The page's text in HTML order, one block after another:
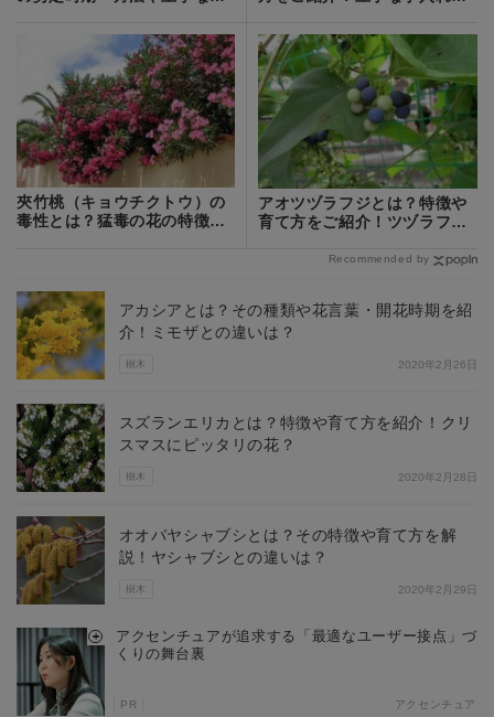
夾竹桃（キョウチクトウ）の
毒性とは？猛毒の花の特徴や
アオツヅラフジとは？特徴や
育て方をご紹介！ツヅラフジ
Recommended by
樹木
アカシアとは？その種類や花言葉・開花時期を紹
介！ミモザとの違いは？
2020年2月26日
樹木
スズランエリカとは？特徴や育て方を紹介！クリ
スマスにピッタリの花？
2020年2月28日
樹木
オオバヤシャブシとは？その特徴や育て方を解
説！ヤシャブシとの違いは？
2020年2月29日
アクセンチュアが追求する「最適なユーザー接点」づ
くりの舞台裏
PR アクセンチュア